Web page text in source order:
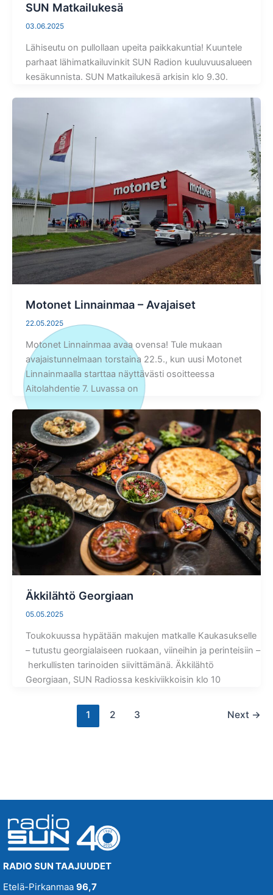
SUN Matkailukesä
03.06.2025
Lähiseutu on pullollaan upeita paikkakuntia! Kuuntele
parhaat lähimatkailuvinkit SUN Radion kuuluvuusalueen
kesäkunnista. SUN Matkailukesä arkisin klo 9.30.
Motonet Linnainmaa – Avajaiset
22.05.2025
Motonet Linnainmaa avaa ovensa! Tule mukaan
avajaistunnelmaan torstaina 22.5., kun uusi Motonet
Linnainmaalla starttaa näyttävästi osoitteessa
Aitolahdentie 7. Luvassa on
Äkkilähtö Georgiaan
05.05.2025
Toukokuussa hypätään makujen matkalle Kaukasukselle
– tutustu georgialaiseen ruokaan, viineihin ja perinteisiin –
herkullisten tarinoiden siivittämänä. Äkkilähtö
Georgiaan, SUN Radiossa keskiviikkoisin klo 10
1 2 3 Next →
RADIO SUN TAAJUUDET
Etelä-Pirkanmaa 96,7